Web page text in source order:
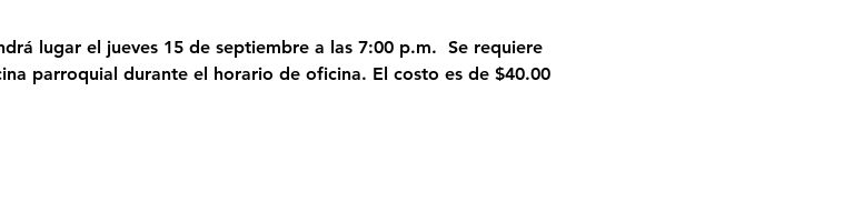
lugar el jueves 15 de septiembre a las 7:00 p.m.  Se requiere
parroquial durante el horario de oficina. El costo es de $40.00